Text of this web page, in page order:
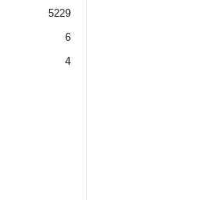
5229
6
4